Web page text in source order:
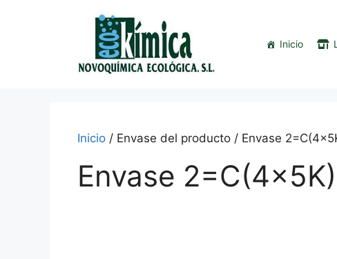
Inicio
Inicio / Envase del producto / Envase
Envase